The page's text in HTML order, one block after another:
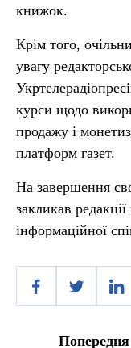
книжок.
Крім того,
увагу
курси щодо
продажу і
платформ газет.
На завершення
закликав
інформаційної
Попередня